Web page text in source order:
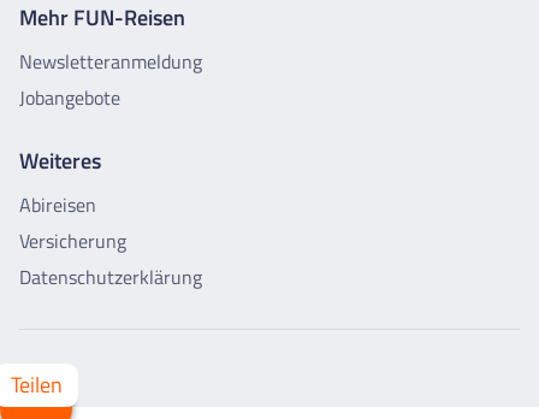
Mehr FUN-Reisen
Newsletteranmeldung
Jobangebote
Weiteres
Abireisen
Versicherung
Datenschutzerklärung